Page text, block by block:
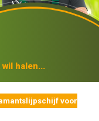
halen...
voor